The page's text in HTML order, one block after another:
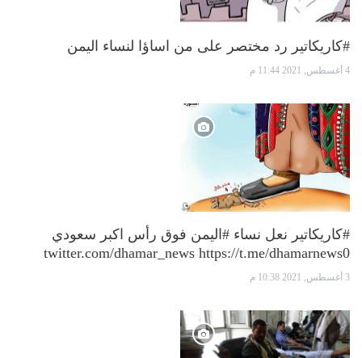
#كاريكاتير رد مختصر على من اساؤا لنساء اليمن
4 أغسطس, 2021 11:44 م
#كاريكاتير نعل نساء #اليمن فوق رأس اكبر سعودي
twitter.com/dhamar_news https://t.me/dhamarnews0
3 أغسطس, 2021 10:38 م